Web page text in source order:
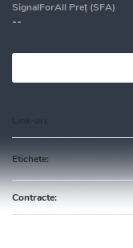
SignalForAll Preț (SFA)
--
Etichete:
Contracte: